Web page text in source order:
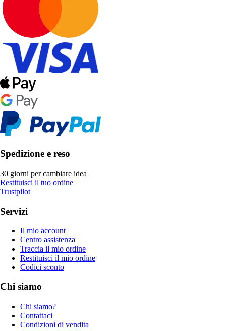
Spedizione e reso
30 giorni per cambiare idea
Restituisci il tuo ordine
Trustpilot
Servizi
Il mio account
Centro assistenza
Traccia il mio ordine
Restituisci il mio ordine
Codici sconto
Chi siamo
Chi siamo?
Contattaci
Condizioni di vendita